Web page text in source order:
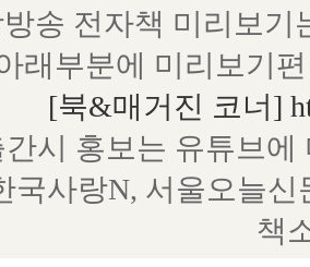
송 전자책 미리보
래부분에 미리보기
[북&매거진 코너]
시 홍보는 유튜브
국사랑N, 서울오늘
책